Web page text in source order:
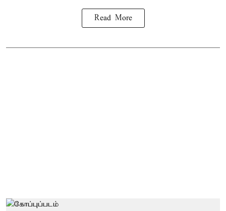
Read More